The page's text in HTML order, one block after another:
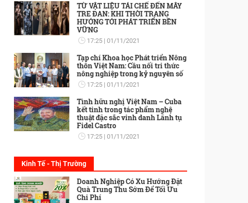
TỪ VẬT LIỆU TÁI CHẾ ĐẾN MÂY
TRE ĐAN: KHI THỜI TRANG
HƯỚNG TỚI PHÁT TRIỂN BỀN
VỮNG
17:25 01/11/2021
Tạp chí Khoa học Phát triển Nông
thôn Việt Nam: Cầu nối tri thức
nông nghiệp trong kỷ nguyên số
17:25 01/11/2021
Tình hữu nghị Việt Nam – Cuba
kết tinh trong tác phẩm nghệ
thuật đặc sắc vinh danh Lãnh tụ
Fidel Castro
17:25 01/11/2021
Kinh Tế - Thị Trường
Doanh Nghiệp Có Xu Hướng Đặt
Quà Trung Thu Sớm Để Tối Ưu
Chi Phí